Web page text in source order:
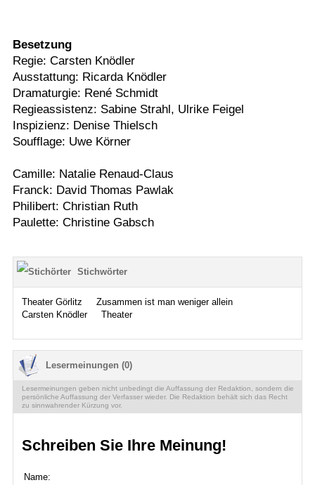
Besetzung
Regie: Carsten Knödler
Ausstattung: Ricarda Knödler
Dramaturgie: René Schmidt
Regieassistenz: Sabine Strahl, Ulrike Feigel
Inspizienz: Denise Thielsch
Soufflage: Uwe Körner
Camille: Natalie Renaud-Claus
Franck: David Thomas Pawlak
Philibert: Christian Ruth
Paulette: Christine Gabsch
Stichwörter
Theater Görlitz
Zusammen ist man weniger allein
Carsten Knödler
Theater
Lesermeinungen (0)
Lesermeinungen geben nicht unbedingt die Auffassung der Redaktion, sondern die
persönliche Auffassung der Verfasser wieder. Die Redaktion behält sich das Recht
zu sinnwahrender Kürzung vor.
Schreiben Sie Ihre Meinung!
Name: